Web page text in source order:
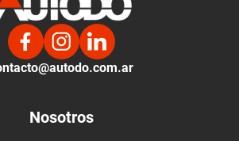
Nosotros